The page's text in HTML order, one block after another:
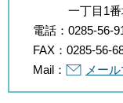
一丁目1
電話： 0285-56-
FAX： 0285-56-
Mail：
メー